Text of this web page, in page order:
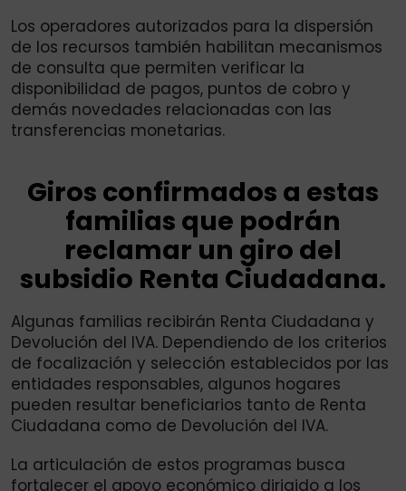
Los operadores autorizados para la dispersión
de los recursos también habilitan mecanismos
de consulta que permiten verificar la
disponibilidad de pagos, puntos de cobro y
demás novedades relacionadas con las
transferencias monetarias.
Giros confirmados a estas
familias que podrán
reclamar un giro del
subsidio Renta Ciudadana.
Algunas familias recibirán Renta Ciudadana y
Devolución del IVA. Dependiendo de los criterios
de focalización y selección establecidos por las
entidades responsables, algunos hogares
pueden resultar beneficiarios tanto de Renta
Ciudadana como de Devolución del IVA.
La articulación de estos programas busca
fortalecer el apoyo económico dirigido a los